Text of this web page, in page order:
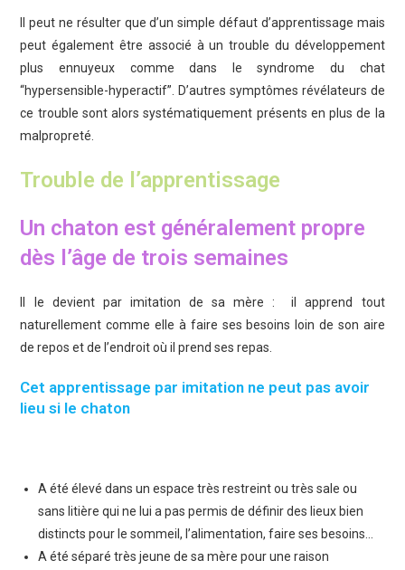
Il peut ne résulter que d’un simple défaut d’apprentissage mais
peut également être associé à un trouble du développement
plus ennuyeux comme dans le syndrome du chat
“hypersensible-hyperactif”. D’autres symptômes révélateurs de
ce trouble sont alors systématiquement présents en plus de la
malpropreté.
Trouble de l’apprentissage
Un chaton est généralement propre
dès l’âge de trois semaines
Il le devient par imitation de sa mère : il apprend tout
naturellement comme elle à faire ses besoins loin de son aire
de repos et de l’endroit où il prend ses repas.
Cet apprentissage par imitation ne peut pas avoir
lieu si le chaton
A été élevé dans un espace très restreint ou très sale ou
sans litière qui ne lui a pas permis de définir des lieux bien
distincts pour le sommeil, l’alimentation, faire ses besoins…
A été séparé très jeune de sa mère pour une raison